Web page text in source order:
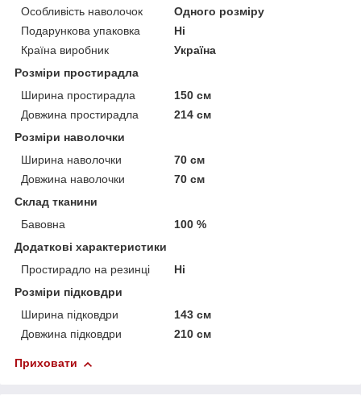
Особливість наволочок
Одного розміру
Подарункова упаковка
Ні
Країна виробник
Україна
Розміри простирадла
Ширина простирадла
150 см
Довжина простирадла
214 см
Розміри наволочки
Ширина наволочки
70 см
Довжина наволочки
70 см
Склад тканини
Бавовна
100 %
Додаткові характеристики
Простирадло на резинці
Ні
Розміри підковдри
Ширина підковдри
143 см
Довжина підковдри
210 см
Приховати